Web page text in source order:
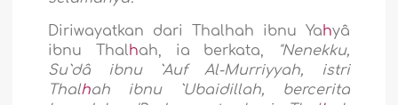
Diriwayatkan dari Thalhah ibnu Yahyâ
ibnu Thalhah, ia berkata,
"Nenekku,
Su`dâ ibnu `Auf Al-Murriyyah, istri
Thalhah ibnu `Ubaidillah, bercerita